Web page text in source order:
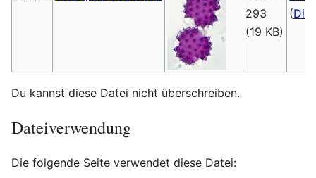
293
(19 KB)
(
Du kannst diese Datei nicht überschreiben.
Dateiverwendung
Die folgende Seite verwendet diese Datei: